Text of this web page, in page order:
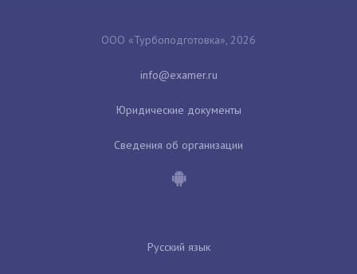
ООО «Турбоподготовка», 2026
Юридические документы
Сведения об организации
Русский язык